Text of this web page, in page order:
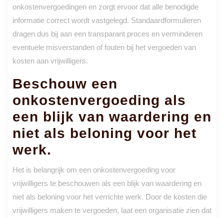
onkostenvergoedingen en zorgt ervoor dat alle benodigde
informatie correct wordt vastgelegd. Standaardformulieren
dragen dus bij aan een transparant proces en verminderen
eventuele misverstanden of fouten bij het vergoeden van
kosten aan vrijwilligers.
Beschouw een
onkostenvergoeding als
een blijk van waardering en
niet als beloning voor het
werk.
Het is belangrijk om een onkostenvergoeding voor
vrijwilligers te beschouwen als een blijk van waardering en
niet als beloning voor het verrichte werk. Door de kosten die
vrijwilligers maken te vergoeden, laat een organisatie zien dat